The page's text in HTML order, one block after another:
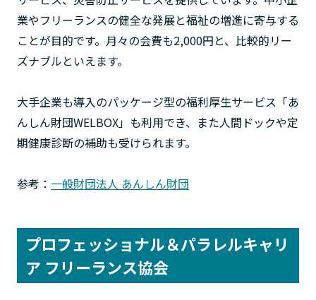
業やフリーランスの健全な発展と福祉の増進に寄与する
ことが目的です。月々の会費も2,000円と、比較的リー
ズナブルといえます。
大手企業も導入のパッケージ型の福利厚生サービス「あ
んしん財団WELBOX」も利用でき、また人間ドックや定
期健康診断の補助も受けられます。
参考： 一般財団法人 あんしん財団
プロフェッショナル＆パラレルキャリ
ア フリーランス協会